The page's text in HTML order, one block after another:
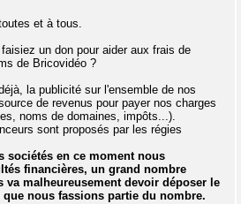
et à tous.
un don pour aider aux frais de
de Bricovidéo ?
la publicité sur l'ensemble de nos
de revenus pour payer nos charges
noms de domaines, impôts...).
sont proposés par les régies
sociétés en ce moment nous
financières, un grand nombre
va malheureusement devoir déposer le
nous fassions partie du nombre.